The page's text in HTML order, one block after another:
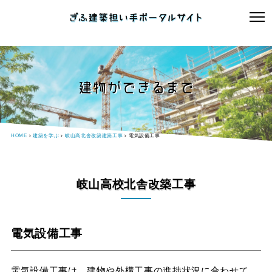
建物ができるまで
HOME 建築を学ぶ 岐山高北舎改築建築工事 電気設備工事
岐山高校北舎改築工事
電気設備工事